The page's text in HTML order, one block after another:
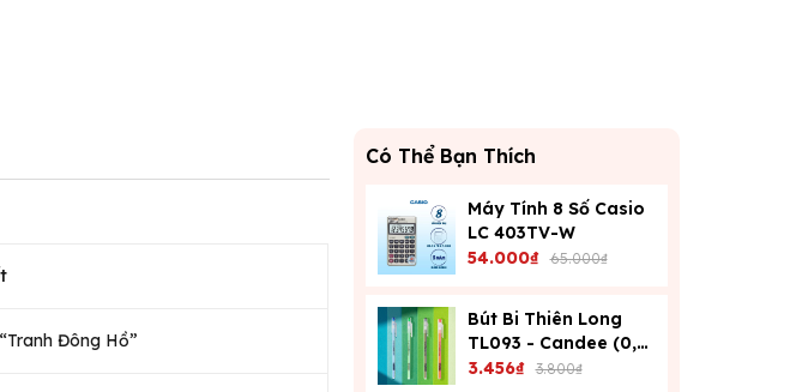
Có Thể Bạn Thích
Máy Tính 8 Số Casio
LC 403TV-W
54.000₫ 65.000₫
Bút Bi Thiên Long
TL093 - Candee (0,6
Mm) - Xanh
3.456₫ 3.800₫
Đông Hồ”